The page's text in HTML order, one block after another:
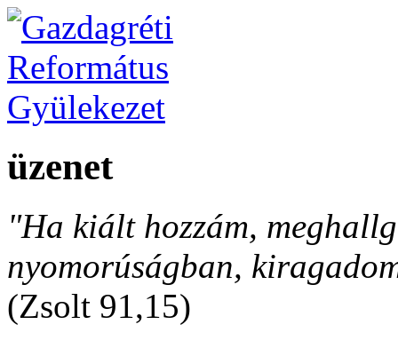
üzenet
"Ha kiált hozzám,
nyomorúságban,
(Zsolt 91,15)